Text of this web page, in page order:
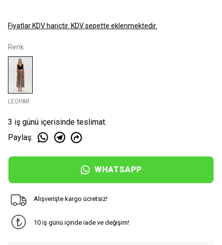
Fiyatlar KDV hariçtir. KDV sepette eklenmektedir.
Renk
LEOPAR
3 iş günü içerisinde teslimat.
Paylaş:
WHATSAPP
Alışverişte kargo ücretsiz!
10 iş günü içinde iade ve değişim!